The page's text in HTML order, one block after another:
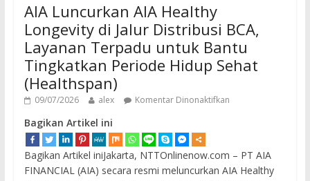
AIA Luncurkan AIA Healthy
Longevity di Jalur Distribusi BCA,
Layanan Terpadu untuk Bantu
Tingkatkan Periode Hidup Sehat
(Healthspan)
09/07/2026 alex Komentar Dinonaktifkan
Bagikan Artikel ini
Bagikan Artikel iniJakarta, NTTOnlinenow.com – PT AIA
FINANCIAL (AIA) secara resmi meluncurkan AIA Healthy